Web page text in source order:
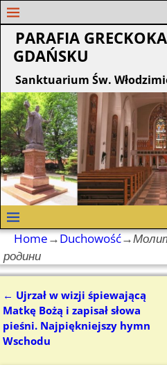
PARAFIA
GDAŃSKU
Sanktuarium Św.
Home→Duchowość→
родини
Nawigacja
← Ujrzał w wizji śpiewającą
Matkę Bożą i zapisał słowa
pieśni. Najpiękniejszy hymn
Wschodu